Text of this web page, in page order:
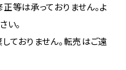
等は承っておりません。よ
い。
ておりません。転売はご遠